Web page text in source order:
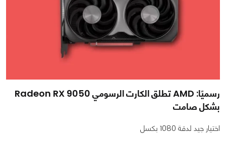
رسميًا: AMD تطلق الكارت الرسومي Radeon RX 9050
بشكل صامت
اختيار جيد لدقة 1080 بكسل